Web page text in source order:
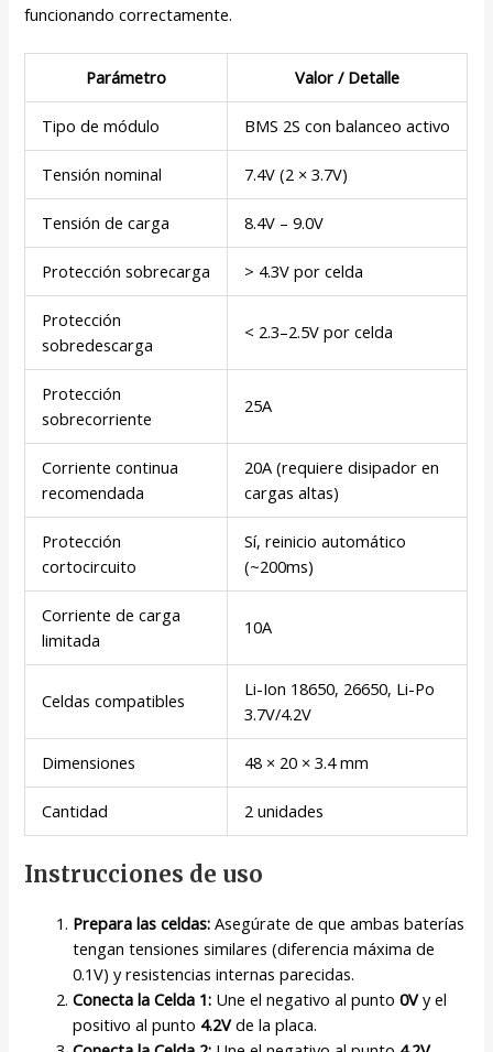
funcionando correctamente.
Parámetro Valor / Detalle
Tipo de módulo BMS 2S con balanceo activo
Tensión nominal 7.4V (2 × 3.7V)
Tensión de carga 8.4V – 9.0V
Protección sobrecarga > 4.3V por celda
Protección
sobredescarga
< 2.3–2.5V por celda
Protección
sobrecorriente
25A
Corriente continua
recomendada
20A (requiere disipador en
cargas altas)
Protección
cortocircuito
Sí, reinicio automático
(~200ms)
Corriente de carga
limitada
10A
Celdas compatibles
Li-Ion 18650, 26650, Li-Po
3.7V/4.2V
Dimensiones 48 × 20 × 3.4 mm
Cantidad 2 unidades
Instrucciones de uso
Prepara las celdas: Asegúrate de que ambas baterías
tengan tensiones similares (diferencia máxima de
0.1V) y resistencias internas parecidas.
Conecta la Celda 1: Une el negativo al punto0Vy el
positivo al punto 4.2Vde la placa.